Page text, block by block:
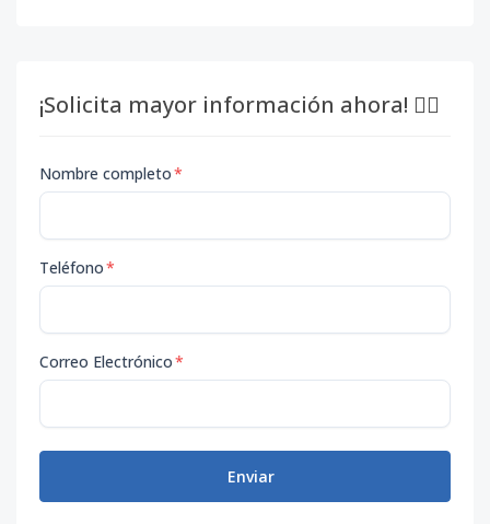
¡Solicita mayor información ahora! 👇🏽
Nombre completo*
Teléfono*
Correo Electrónico*
Enviar